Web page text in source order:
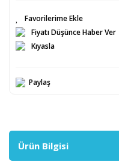
Fiyatı Düşünce Haber Ver
Kıyasla
Paylaş
Ürün Bilgisi